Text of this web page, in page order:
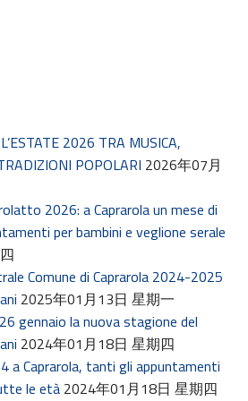
2026 TRA MUSICA,
POPOLARI 2026年07月
2026: a Caprarola un mese di
per bambini e veglione serale
Comune di Caprarola 2024-2025
2025年01月13日 星期一
gennaio la nuova stagione del
2024年01月18日 星期四
a Caprarola, tanti gli appuntamenti
le età 2024年01月18日 星期四